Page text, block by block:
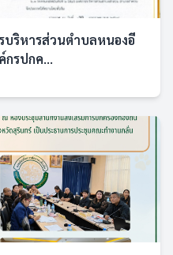
บริหารส่วนตำบลหนองอี
กรปกค...